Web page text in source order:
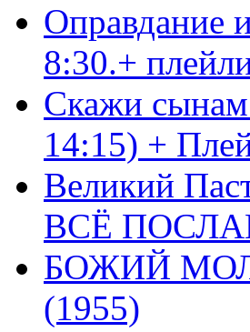
Оправдание
8:30.+
Скажи
14:15) +
Великий
ВСЁ
БОЖИЙ
(1955)